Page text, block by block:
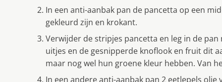
In een anti-aanbak pan de pancetta op een
gekleurd zijn en krokant.
Verwijder de stripjes pancetta en leg in de
uitjes en de gesnipperde knoflook en fruit dit
maar nog wel hun groene kleur hebben. Van
In een andere anti-aanbak pan 2 eetlepels